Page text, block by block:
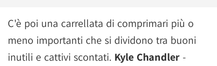
C'è poi una carrellata di comprimari più o
meno importanti che si dividono tra buoni
inutili e cattivi scontati. Kyle Chandler -